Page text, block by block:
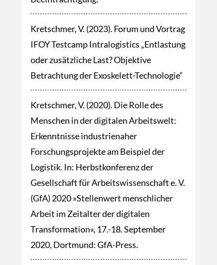
Kretschmer, V. (2023). Forum und Vortrag
IFOY Testcamp Intralogistics „Entlastung
oder zusätzliche Last? Objektive
Betrachtung der Exoskelett-Technologie“
Kretschmer, V. (2020). Die Rolle des
Menschen in der digitalen Arbeitswelt:
Erkenntnisse industrienaher
Forschungsprojekte am Beispiel der
Logistik. In: Herbstkonferenz der
Gesellschaft für Arbeitswissenschaft e. V.
(GfA) 2020 »Stellenwert menschlicher
Arbeit im Zeitalter der digitalen
Transformation«, 17.-18. September
2020, Dortmund: GfA-Press.